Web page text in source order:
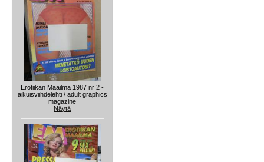
Erotiikan Maailma 1987 nr 2 -
aikuisviihdelehti / adult graphics
magazine
Näytä